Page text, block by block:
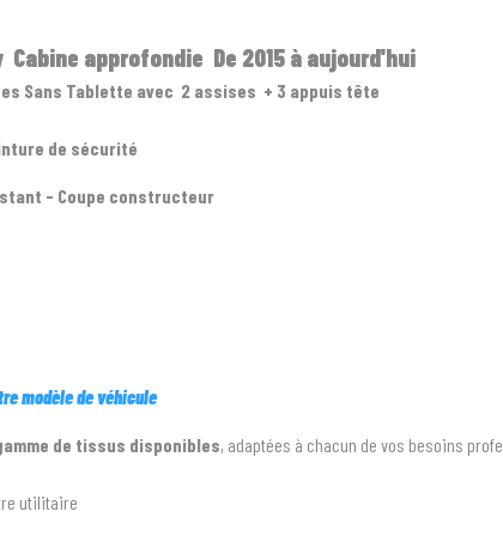
Cabine approfondie De 2015 à aujourd'hui
Sans Tablette avec 2 assises + 3 appuis tête
de sécurité
- Coupe constructeur
modèle de véhicule
de tissus disponibles, adaptées à chacun de vos besoins
utilitaire